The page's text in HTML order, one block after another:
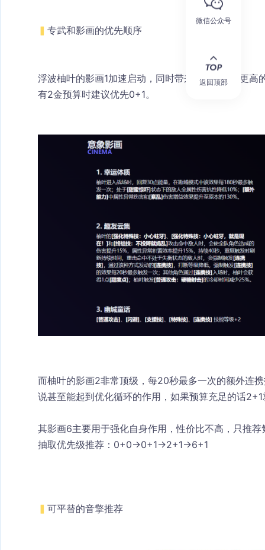
▍ 专武和影画的优先顺序
浮波柚叶的影画1加速启动，同时带来10%减抗和更
有2金预算时建议优先0+1。
而柚叶的影画2非常顶级，每20秒最多一次的额外连
说甚至能起到优化循环的作用，如果预算充足的话
其影画6主要用于强化自身作用，性价比不高，只推
抽取优先级推荐：0+0→0+1→2+1→6+1
▍ 可平替的音擎推荐
微信公众号
返回顶部